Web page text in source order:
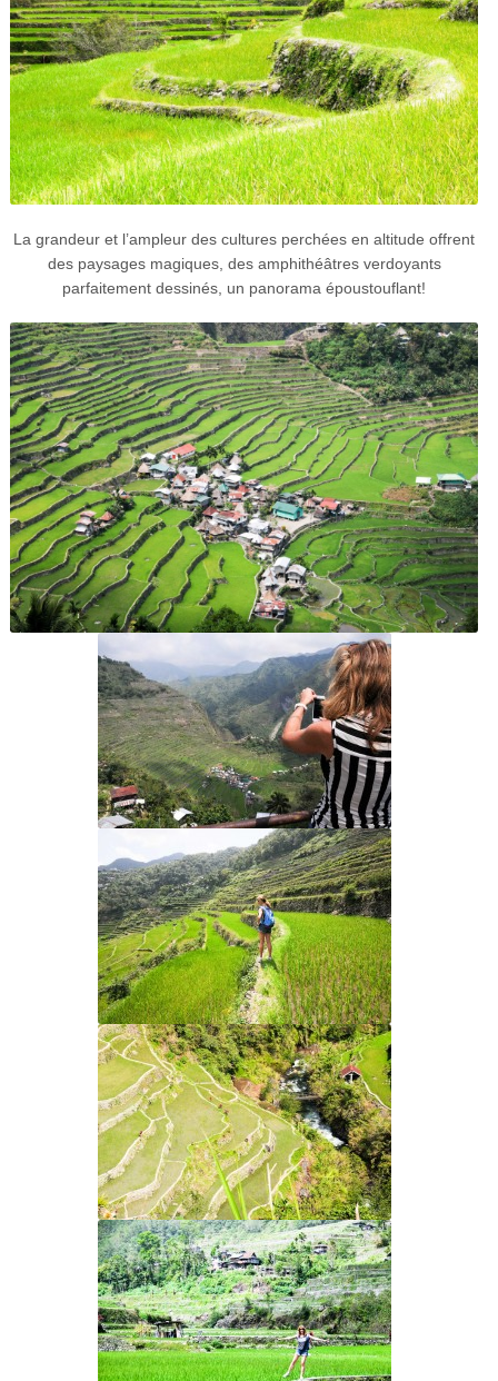
La grandeur et l’ampleur des cultures perchées en altitude offrent
des paysages magiques, des amphithéâtres verdoyants
parfaitement dessinés, un panorama époustouflant!